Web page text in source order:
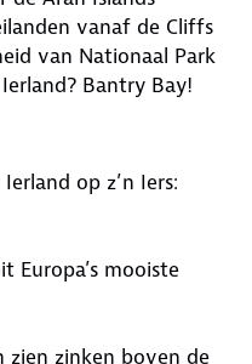
vanaf de Cliffs
van Nationaal Park
Bantry Bay!
Ierland op z’n Iers:
Europa’s mooiste
zien zinken boven de